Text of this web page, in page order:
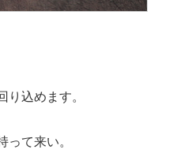
り込めます。
って来い。